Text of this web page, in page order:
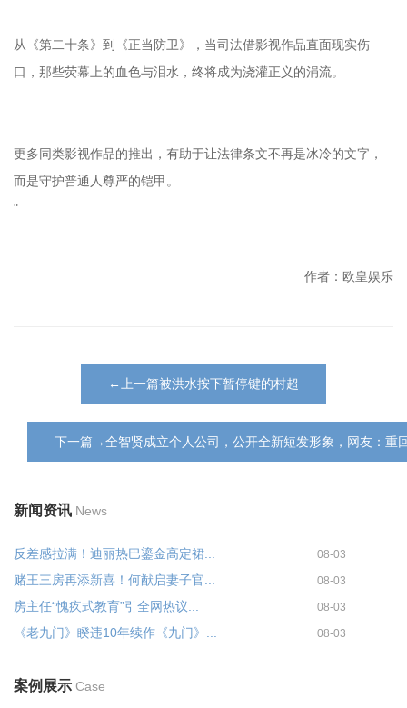
从《第二十条》到《正当防卫》，当司法借影视作品直面现实伤
口，那些荧幕上的血色与泪水，终将成为浇灌正义的涓流。
更多同类影视作品的推出，有助于让法律条文不再是冰冷的文字，
而是守护普通人尊严的铠甲。
"
作者：欧皇娱乐
←上一篇被洪水按下暂停键的村超
下一篇→全智贤成立个人公司，公开全新短发形象，网友：重
新闻资讯 News
反差感拉满！迪丽热巴鎏金高定裙... 08-03
赌王三房再添新喜！何猷启妻子官... 08-03
房主任“愧疚式教育”引全网热议... 08-03
《老九门》睽违10年续作《九门》... 08-03
案例展示 Case